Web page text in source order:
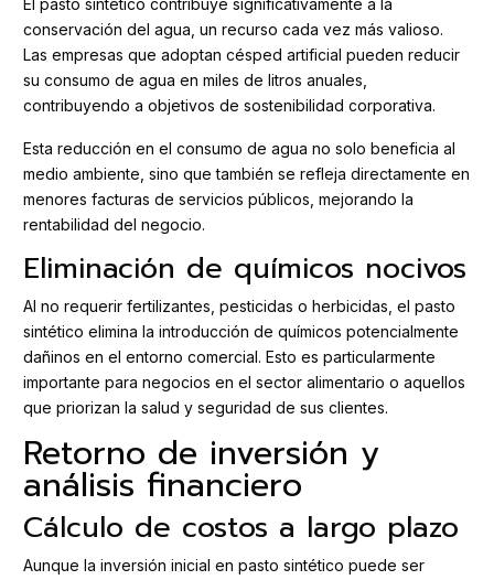
El pasto sintético contribuye significativamente a la
conservación del agua, un recurso cada vez más valioso.
Las empresas que adoptan césped artificial pueden reducir
su consumo de agua en miles de litros anuales,
contribuyendo a objetivos de sostenibilidad corporativa.
Esta reducción en el consumo de agua no solo beneficia al
medio ambiente, sino que también se refleja directamente en
menores facturas de servicios públicos, mejorando la
rentabilidad del negocio.
Eliminación de químicos nocivos
Al no requerir fertilizantes, pesticidas o herbicidas, el pasto
sintético elimina la introducción de químicos potencialmente
dañinos en el entorno comercial. Esto es particularmente
importante para negocios en el sector alimentario o aquellos
que priorizan la salud y seguridad de sus clientes.
Retorno de inversión y
análisis financiero
Cálculo de costos a largo plazo
Aunque la inversión inicial en pasto sintético puede ser